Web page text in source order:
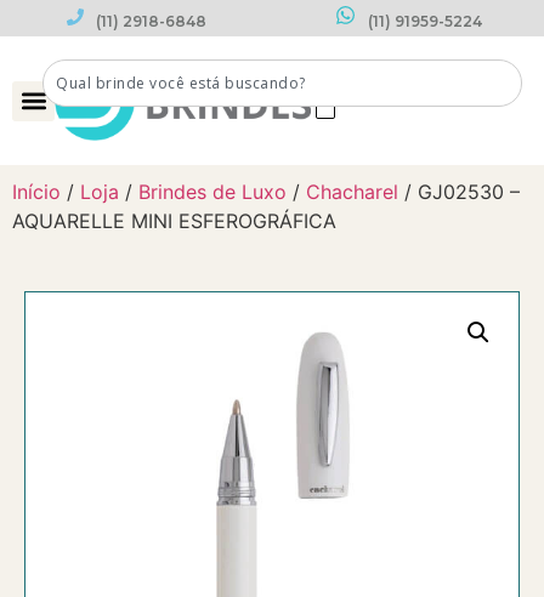
(11) 2918-6848 (11) 91959-5224
Início / Loja / Brindes de Luxo / Chacharel / GJ02530 –
AQUARELLE MINI ESFEROGRÁFICA